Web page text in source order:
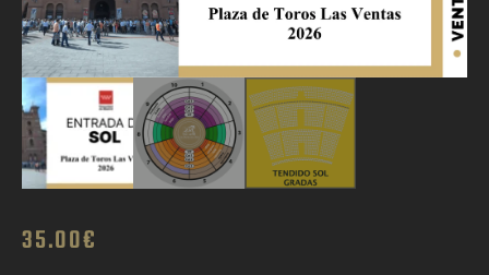
35.00€